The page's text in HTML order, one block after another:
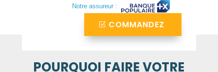
Notre assureur :
COMMANDEZ
POURQUOI FAIRE VOTRE